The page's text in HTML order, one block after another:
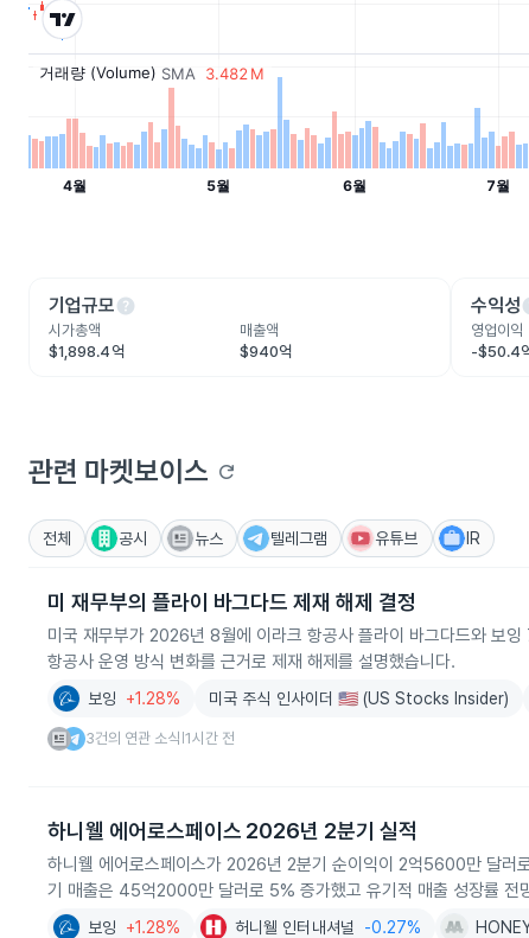
기업규모help
시가총액
$1,898.4억
매출액
$940억
수익성
영업이익
-$50.4
관련 마켓보이스 refresh
전체 공시 뉴스 텔레그램 유튜브 IR
미 재무부의 플라이 바그다드 제재 해제 결정
미국 재무부가 2026년 8월에 이라크 항공사 플라이 바그다드와 보
항공사 운영 방식 변화를 근거로 제재 해제를 설명했습니다.
보잉 +1.28% 미국 주식 인사이더 🇺🇸 (US Stocks Insider)
3건의 연관 소식 1시간 전
하니웰 에어로스페이스 2026년 2분기 실적
하니웰 에어로스페이스가 2026년 2분기 순이익이 2억5600만 달러
기 매출은 45억2000만 달러로 5% 증가했고 유기적 매출 성장률 전
보잉 +1.28% 허니웰 인터내셔널 -0.27%